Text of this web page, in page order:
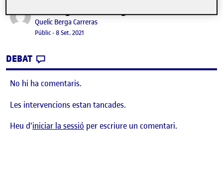
Benvinguts i benvingudes!
Publicat per
Quelic Berga Carreras
Visibilitat:
Públic-Data de publicació
8 Set. 2021
DEBAT
No hi ha comentaris.
Les intervencions estan tancades.
Heu d'iniciar la sessió per escriure un comentari.